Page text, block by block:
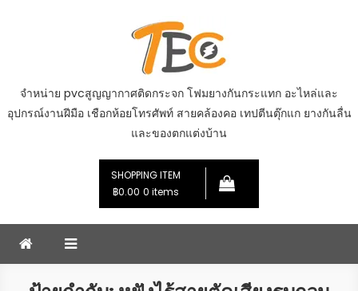
จำหน่าย pvcสูญญากาศติดกระจก โฟมยางกันกระแทก อะไหล่และ
อุปกรณ์งานฝีมือ เชือกห้อยโทรศัพท์ สายคล้องคอ เทปตีนตุ๊กแก ยางกันลื่น
และของตกแต่งบ้าน
SHOPPING ITEM
฿0.00 0 items